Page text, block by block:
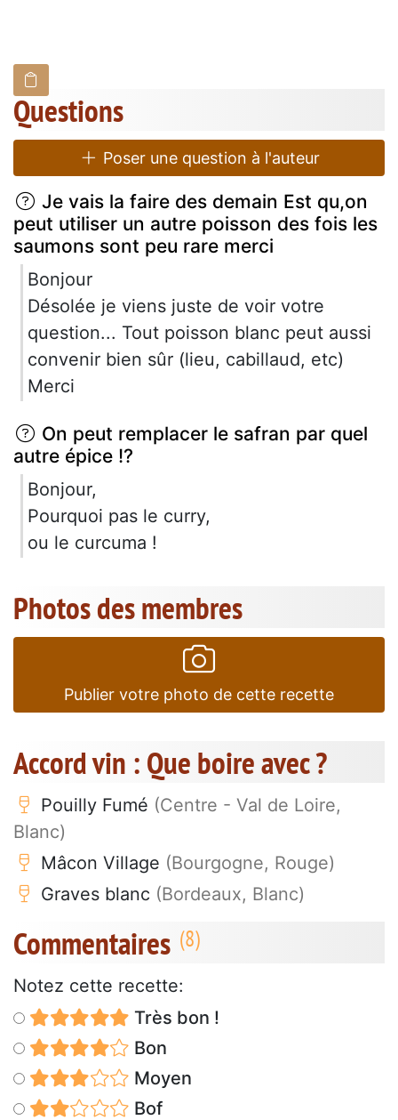
Questions
Poser une question à l'auteur
Je vais la faire des demain Est qu,on
peut utiliser un autre poisson des fois les
saumons sont peu rare merci
Bonjour
Désolée je viens juste de voir votre
question... Tout poisson blanc peut aussi
convenir bien sûr (lieu, cabillaud, etc)
Merci
On peut remplacer le safran par quel
autre épice !?
Bonjour,
Pourquoi pas le curry,
ou le curcuma !
Photos des membres
Publier votre photo de cette recette
Accord vin : Que boire avec ?
Pouilly Fumé (Centre - Val de Loire,
Blanc)
Mâcon Village (Bourgogne, Rouge)
Graves blanc (Bordeaux, Blanc)
Commentaires
Notez cette recette:
Très bon !
Bon
Moyen
Bof